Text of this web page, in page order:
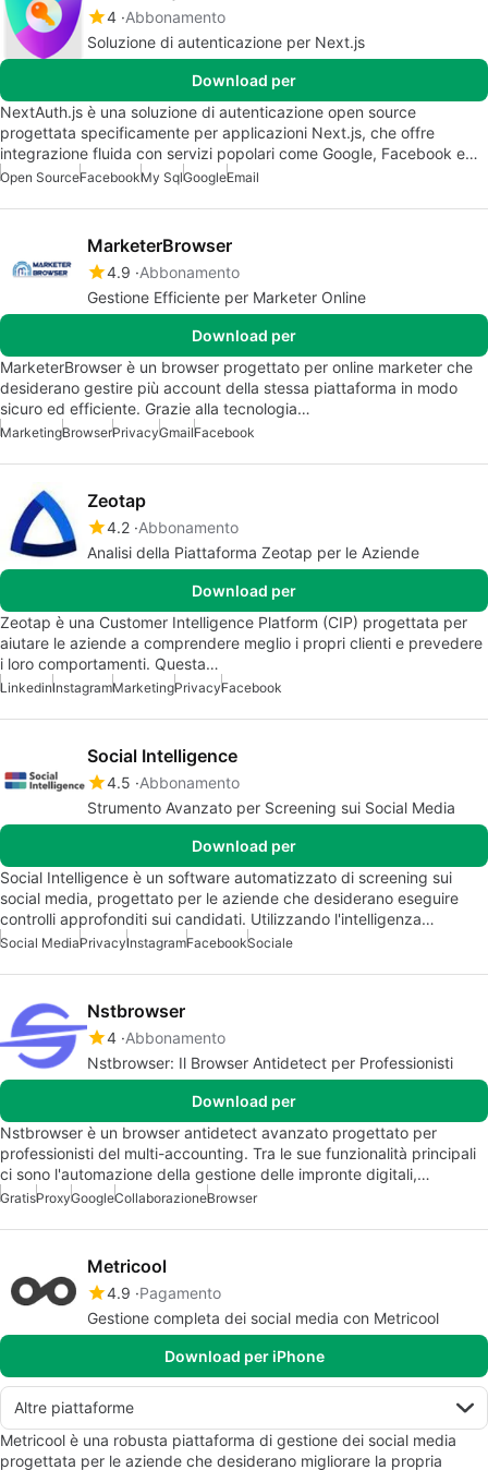
4 Abbonamento
Soluzione di autenticazione per Next.js
Download per
NextAuth.js è una soluzione di autenticazione open source
progettata specificamente per applicazioni Next.js, che offre
integrazione fluida con servizi popolari come Google, Facebook e…
Open SourceFacebookMy SqlGoogleEmail
MarketerBrowser
4.9 Abbonamento
Gestione Efficiente per Marketer Online
Download per
MarketerBrowser è un browser progettato per online marketer che
desiderano gestire più account della stessa piattaforma in modo
sicuro ed efficiente. Grazie alla tecnologia…
MarketingBrowserPrivacyGmailFacebook
Zeotap
4.2 Abbonamento
Analisi della Piattaforma Zeotap per le Aziende
Download per
Zeotap è una Customer Intelligence Platform (CIP) progettata per
aiutare le aziende a comprendere meglio i propri clienti e prevedere
i loro comportamenti. Questa…
LinkedinInstagramMarketingPrivacyFacebook
Social Intelligence
4.5 Abbonamento
Strumento Avanzato per Screening sui Social Media
Download per
Social Intelligence è un software automatizzato di screening sui
social media, progettato per le aziende che desiderano eseguire
controlli approfonditi sui candidati. Utilizzando l'intelligenza…
Social MediaPrivacyInstagramFacebookSociale
Nstbrowser
4 Abbonamento
Nstbrowser: Il Browser Antidetect per Professionisti
Download per
Nstbrowser è un browser antidetect avanzato progettato per
professionisti del multi-accounting. Tra le sue funzionalità principali
ci sono l'automazione della gestione delle impronte digitali,…
GratisProxyGoogleCollaborazioneBrowser
Metricool
4.9 Pagamento
Gestione completa dei social media con Metricool
Download per iPhone
Altre piattaforme
Metricool è una robusta piattaforma di gestione dei social media
progettata per le aziende che desiderano migliorare la propria